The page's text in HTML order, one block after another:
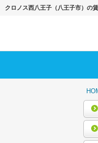
クロノス西八王子（八王子市）の